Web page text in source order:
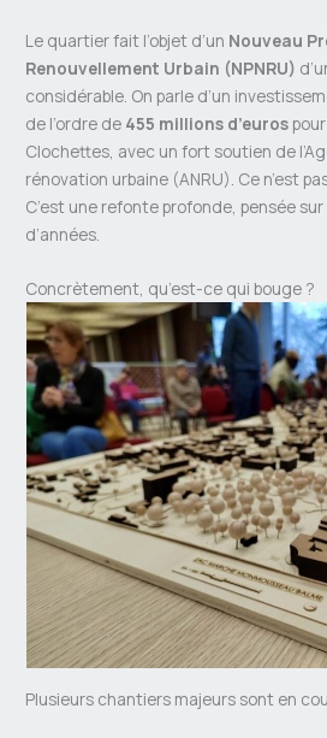
Le quartier fait l’objet d’un Nouveau
Renouvellement Urbain (NPNRU)
considérable. On parle d’un
de l’ordre de 455 millions d’euros
Clochettes, avec un fort soutien de
rénovation urbaine (ANRU). Ce n’est
C’est une refonte profonde, pensée
d’années.
Concrètement, qu’est-ce qui bouge ?
Plusieurs chantiers majeurs sont en